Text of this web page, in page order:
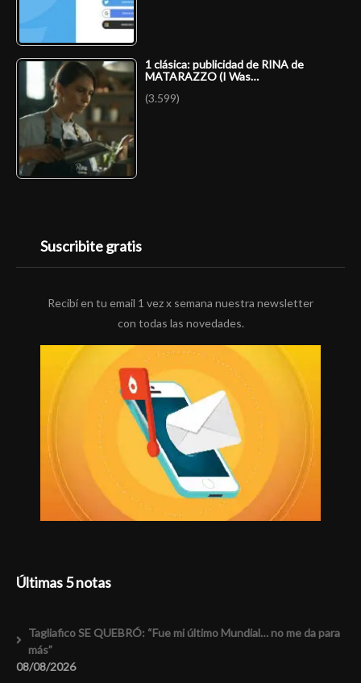
1 clásica: publicidad de RINA de
MATARAZZO (I Was…
(3.599)
Suscribite gratis
Recibí en tu email 1 vez x semana nuestra newsletter
con todas las novedades.
Últimas 5 notas
Tagliafico SE QUEBRÓ: “Fue mi último Mundial… no me da para
más”
08/08/2026